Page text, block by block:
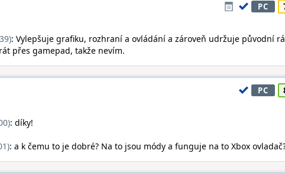
PC
: Vylepšuje grafiku, rozhraní a ovládání a zároveň udržuje původní
přes gamepad, takže nevím.
PC
: díky!
: a k čemu to je dobré? Na to jsou módy a funguje na to Xbox